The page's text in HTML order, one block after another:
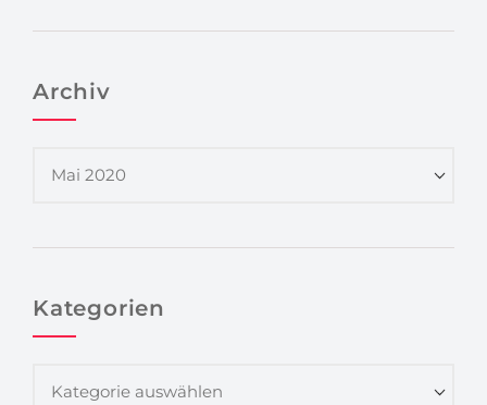
Archiv
Kategorien